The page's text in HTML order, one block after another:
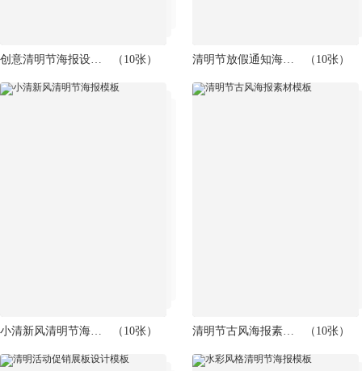
创意清明节海报设计模板 （10张） 清明节放假通知海报设计模板 （10张）
小清新风清明节海报模板 （10张） 清明节古风海报素材模板 （10张）